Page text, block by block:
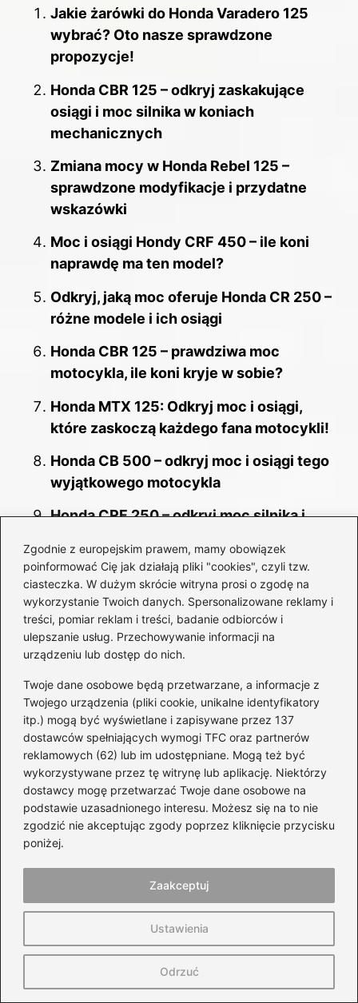
Zgodnie z europejskim prawem, mamy obowiązek
poinformować Cię jak działają pliki "cookies", czyli tzw.
ciasteczka. W dużym skrócie witryna prosi o zgodę na
wykorzystanie Twoich danych. Spersonalizowane reklamy i
treści, pomiar reklam i treści, badanie odbiorców i
ulepszanie usług. Przechowywanie informacji na
urządzeniu lub dostęp do nich.
Twoje dane osobowe będą przetwarzane, a informacje z
Twojego urządzenia (pliki cookie, unikalne identyfikatory
itp.) mogą być wyświetlane i zapisywane przez 137
dostawców spełniających wymogi TFC oraz partnerów
reklamowych (62) lub im udostępniane. Mogą też być
wykorzystywane przez tę witrynę lub aplikację. Niektórzy
dostawcy mogę przetwarzać Twoje dane osobowe na
podstawie uzasadnionego interesu. Możesz się na to nie
zgodzić nie akceptując zgody poprzez kliknięcie przycisku
poniżej.
Ustawienia
Odrzuć
Zaakceptuj
Jakie żarówki do Honda Varadero 125
wybrać? Oto nasze sprawdzone
propozycje!
Honda CBR 125 – odkryj zaskakujące
osiągi i moc silnika w koniach
mechanicznych
Zmiana mocy w Honda Rebel 125 –
sprawdzone modyfikacje i przydatne
wskazówki
Moc i osiągi Hondy CRF 450 – ile koni
naprawdę ma ten model?
Odkryj, jaką moc oferuje Honda CR 250 –
różne modele i ich osiągi
Honda CBR 125 – prawdziwa moc
motocykla, ile koni kryje w sobie?
Honda MTX 125: Odkryj moc i osiągi,
które zaskoczą każdego fana motocykli!
Honda CB 500 – odkryj moc i osiągi tego
wyjątkowego motocykla
Honda CRF 250 – odkryj moc silnika i
Ile pali honda nsr 125? Odkryj wpływ
stylu jazdy na spalanie
Wiesiek Klimkiewicz
Autor bloga WózkiMotocyklowe.pl to pasjonat szeroko
pojętej motoryzacji – od motocykli i skuterów, przez
samochody, aż po świat wyścigów i technicznych detali. Na
blogu dzieli się wiedzą na temat maszyn, części,
akcesoriów oraz rozwiązań, które mają realne znaczenie dla
komfortu, bezpieczeństwa i osiągów.
Interesuje się zarówno codzienną jazdą, jak i sportową
rywalizacją. Opisuje motocykle, auta, skutery, analizuje
działanie części i podzespołów, a także przybliża nowinki
praktyczne podejście i informacje oparte na doświadczeniu.